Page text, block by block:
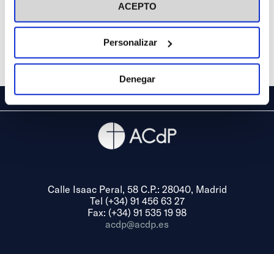
ACEPTO
Personalizar
Denegar
Calle Isaac Peral, 58 C.P.: 28040, Madrid
Tel (+34) 91 456 63 27
Fax: (+34) 91 535 19 98
acdp@acdp.es